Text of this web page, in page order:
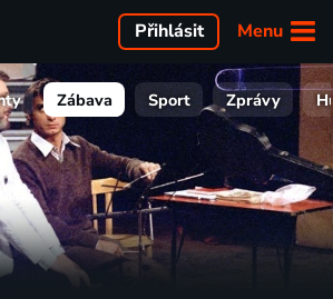
Menu
Přihlásit
Zábava Sport Zprávy